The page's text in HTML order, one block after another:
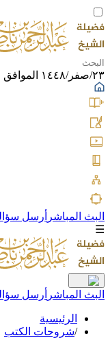
٢٣/صفر/١٤٤٨ الموافق ٦/أغسطس/٢٠٢٦
البث المباشر أرسل
☰
البث المباشر أرسل
الرئيسية
/شروحات الكتب